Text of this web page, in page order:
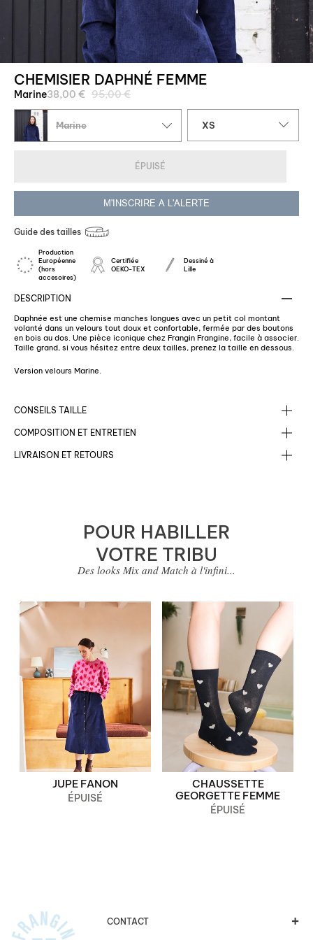
CHEMISIER DAPHNÉ FEMME
Marine38,00 € Prix
95,00 €
Marine
Taille
XS
ÉPUISÉ
M'INSCRIRE A L'ALERTE
Guide des tailles
Production
Européenne
(hors
accesoires)
Certifiée
OEKO-TEX
Dessiné à
Lille
DESCRIPTION
Daphnée est une chemise manches longues avec un petit col montant
volanté dans un velours tout doux et confortable, fermée par des boutons
en bois au dos. Une pièce iconique chez Frangin Frangine, facile à associer.
Taille grand, si vous hésitez entre deux tailles, prenez la taille en dessous.
Version velours Marine.
CONSEILS TAILLE
COMPOSITION ET ENTRETIEN
LIVRAISON ET RETOURS
POUR HABILLER
VOTRE TRIBU
Des looks Mix and Match à l'infini...
JUPE FANON
ÉPUISÉ
CHAUSSETTE
GEORGETTE FEMME
ÉPUISÉ
CONTACT